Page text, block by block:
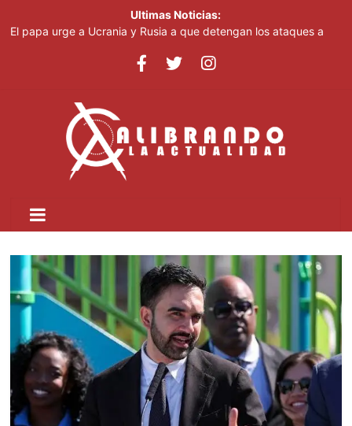
Ultimas Noticias:
El papa urge a Ucrania y Rusia a que detengan los ataques a
Irán afirma que Ormuz seguirá bloqueado hasta que EE. UU.
El papa urge a Ucrania y Rusia a que detengan los ataques a
objetivos civiles
Pronostican cielo grisáceo por polvo del Sahara y temperaturas
calurosas este domingo